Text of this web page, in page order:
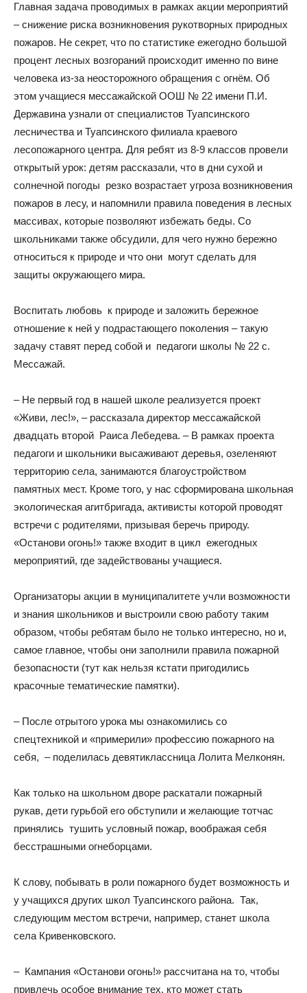
Главная задача проводимых в рамках акции мероприятий
– снижение риска возникновения рукотворных природных
пожаров. Не секрет, что по статистике ежегодно большой
процент лесных возгораний происходит именно по вине
человека из-за неосторожного обращения с огнём. Об
этом учащиеся мессажайской ООШ № 22 имени П.И.
Державина узнали от специалистов Туапсинского
лесничества и Туапсинского филиала краевого
лесопожарного центра. Для ребят из 8-9 классов провели
открытый урок: детям рассказали, что в дни сухой и
солнечной погоды резко возрастает угроза возникновения
пожаров в лесу, и напомнили правила поведения в лесных
массивах, которые позволяют избежать беды. Со
школьниками также обсудили, для чего нужно бережно
относиться к природе и что они могут сделать для
защиты окружающего мира.
Воспитать любовь к природе и заложить бережное
отношение к ней у подрастающего поколения – такую
задачу ставят перед собой и педагоги школы № 22 с.
Мессажай.
– Не первый год в нашей школе реализуется проект
«Живи, лес!», – рассказала директор мессажайской
двадцать второй Раиса Лебедева. – В рамках проекта
педагоги и школьники высаживают деревья, озеленяют
территорию села, занимаются благоустройством
памятных мест. Кроме того, у нас сформирована школьная
экологическая агитбригада, активисты которой проводят
встречи с родителями, призывая беречь природу.
«Останови огонь!» также входит в цикл ежегодных
мероприятий, где задействованы учащиеся.
Организаторы акции в муниципалитете учли возможности
и знания школьников и выстроили свою работу таким
образом, чтобы ребятам было не только интересно, но и,
самое главное, чтобы они заполнили правила пожарной
безопасности (тут как нельзя кстати пригодились
красочные тематические памятки).
– После отрытого урока мы ознакомились со
спецтехникой и «примерили» профессию пожарного на
себя, – поделилась девятиклассница Лолита Мелконян.
Как только на школьном дворе раскатали пожарный
рукав, дети гурьбой его обступили и желающие тотчас
принялись тушить условный пожар, воображая себя
бесстрашными огнеборцами.
К слову, побывать в роли пожарного будет возможность и
у учащихся других школ Туапсинского района. Так,
следующим местом встречи, например, станет школа
села Кривенковского.
– Кампания «Останови огонь!» рассчитана на то, чтобы
привлечь особое внимание тех, кто может стать